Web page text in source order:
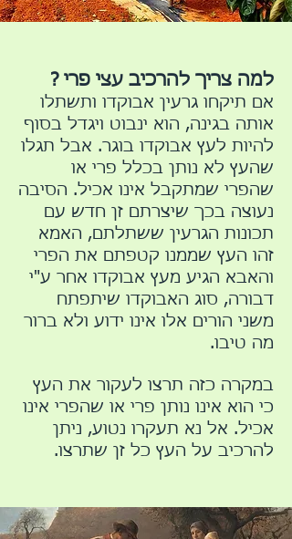
למה צריך להרכיב עצי פרי ?
אם תיקחו גרעין אבוקדו ותשתלו
אותה בגינה, הוא ינבוט ויגדל בסוף
להיות לעץ אבוקדו בוגר. אבל תגלו
שהעץ לא נותן בכלל פרי או
שהפרי שמתקבל אינו אכיל. הסיבה
נעוצה בכך שיצרתם זן חדש עם
תכונות הגרעין ששתלתם, האמא
זהו העץ שממנו קטפתם את הפרי
והאבא הגיע מעץ אבוקדו אחר ע"י
דבורה, סוג האבוקדו שיתפתח
משני הורים אלו אינו ידוע ולא ברור
מה טיבו.
במקרה כזה תרצו לעקור את העץ
כי הוא אינו נותן פרי או שהפרי אינו
אכיל. אל נא תעקרו נטוע, ניתן
להרכיב על העץ כל זן שתרצו.